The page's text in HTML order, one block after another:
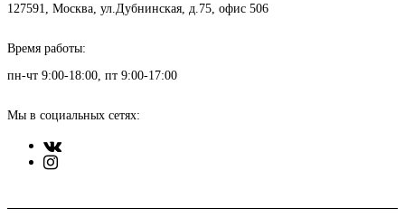
127591, Москва, ул.Дубнинская, д.75, офис 506
Время работы:
пн-чт 9:00-18:00, пт 9:00-17:00
Мы в социальных сетях: